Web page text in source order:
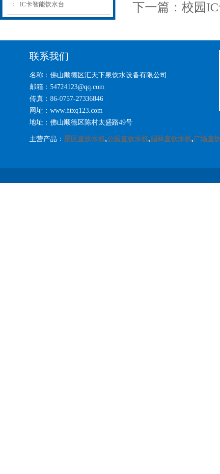
IC卡智能饮水台
下一篇： 校园
联系我们
名称：佛山顺德区汇天下泉饮水设备有限公司
邮箱：54724123@qq.com
传真：86-0757-27336846
网址：www.htxq123.com
地址：佛山顺德区陈村太盛路49号
主营产品： 景区直饮水机,公园直饮水机, 园林直饮水机,广场直